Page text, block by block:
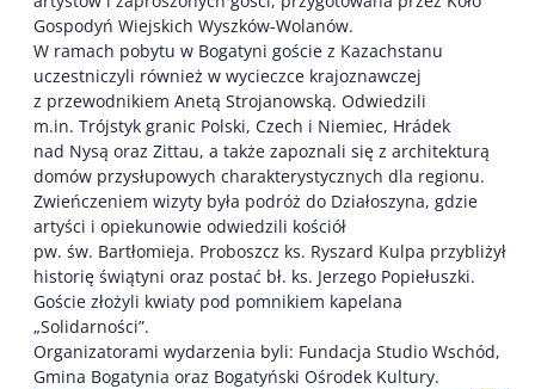
Gospodyń Wiejskich Wyszków-Wolanów.
W ramach pobytu w Bogatyni goście z Kazachstanu
uczestniczyli również w wycieczce krajoznawczej
z przewodnikiem Anetą Strojanowską. Odwiedzili
m.in. Trójstyk granic Polski, Czech i Niemiec, Hrádek
nad Nysą oraz Zittau, a także zapoznali się z architekturą
domów przysłupowych charakterystycznych dla regionu.
Zwieńczeniem wizyty była podróż do Działoszyna, gdzie
artyści i opiekunowie odwiedzili kościół
pw. św. Bartłomieja. Proboszcz ks. Ryszard Kulpa przybliżył
historię świątyni oraz postać bł. ks. Jerzego Popiełuszki.
Goście złożyli kwiaty pod pomnikiem kapelana
„Solidarności”.
Organizatorami wydarzenia byli: Fundacja Studio Wschód,
Gmina Bogatynia oraz Bogatyński Ośrodek Kultury.